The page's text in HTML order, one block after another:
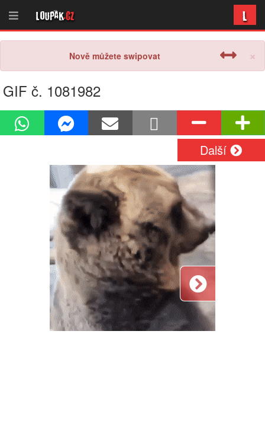
Loupak.cz L
×
Nově můžete swipovat
GIF č. 1081982
Další